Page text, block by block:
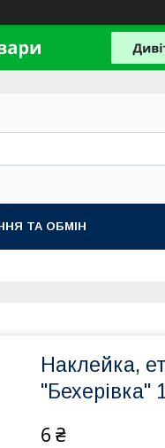
ТА ОБМІН
Наклейка,
"Бехерівка"
6 ₴